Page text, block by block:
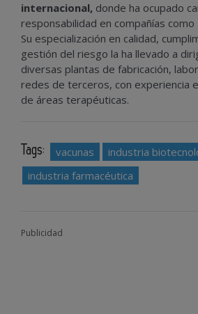
internacional, donde ha ocupado
responsabilidad en compañías
Su especialización en calidad,
gestión del riesgo la ha llevado a
diversas plantas de fabricación,
redes de terceros, con experiencia
de áreas terapéuticas.
Tags: vacunas
industria
industria farmacéutica
Publicidad